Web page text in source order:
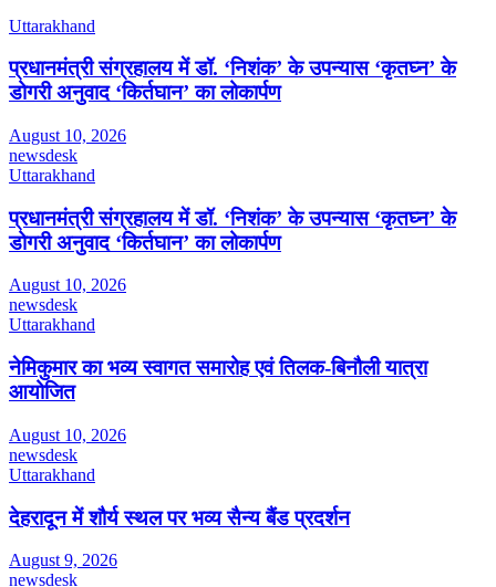
Uttarakhand
प्रधानमंत्री संग्रहालय में डॉ. ‘निशंक’ के उपन्यास ‘कृतघ्न’ के
डोगरी अनुवाद ‘किर्तघान’ का लोकार्पण
August 10, 2026
newsdesk
Uttarakhand
प्रधानमंत्री संग्रहालय में डॉ. ‘निशंक’ के उपन्यास ‘कृतघ्न’ के
डोगरी अनुवाद ‘किर्तघान’ का लोकार्पण
August 10, 2026
newsdesk
Uttarakhand
नेमिकुमार का भव्य स्वागत समारोह एवं तिलक-बिनौली यात्रा
आयोजित
August 10, 2026
newsdesk
Uttarakhand
देहरादून में शौर्य स्थल पर भव्य सैन्य बैंड प्रदर्शन
August 9, 2026
newsdesk